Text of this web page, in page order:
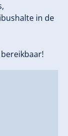
in de